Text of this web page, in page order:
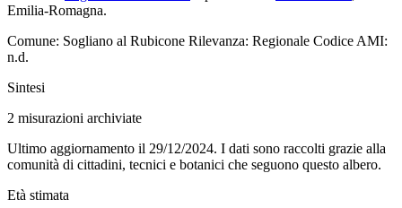
Emilia-Romagna.
Comune: Sogliano al Rubicone Rilevanza: Regionale Codice AMI:
n.d.
Sintesi
2 misurazioni archiviate
Ultimo aggiornamento il 29/12/2024. I dati sono raccolti grazie alla
comunità di cittadini, tecnici e botanici che seguono questo albero.
Età stimata